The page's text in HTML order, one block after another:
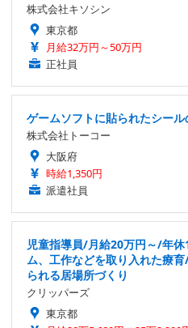
株式会社キソシン
東京都
月給32万円～50万円
正社員
ゲームソフトに貼られたシー
株式会社トーコー
大阪府
時給1,350円
派遣社員
児童指導員/月給20万円～/年
ム、工作などを取り入れた療
られる居場所づくり
クリッパーズ
東京都